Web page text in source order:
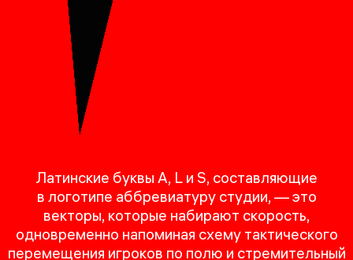
Латинские буквы A, L и S, составляющие
в логотипе аббревиатуру студии, — это
векторы, которые набирают скорость,
одновременно напоминая схему тактического
перемещения игроков по полю и стремительный